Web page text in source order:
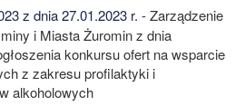
z dnia 27.01.2023 r. - Zarządzenie
i Miasta Żuromin z dnia
konkursu ofert na wsparcie
z zakresu profilaktyki i
alkoholowych